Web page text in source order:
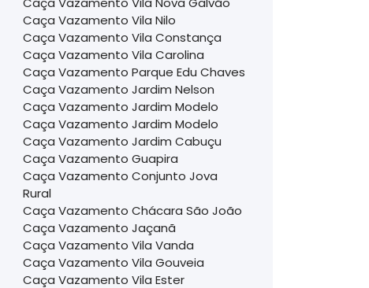
Caça Vazamento Vila Nilo
Caça Vazamento Vila Constança
Caça Vazamento Vila Carolina
Caça Vazamento Parque Edu Chaves
Caça Vazamento Jardim Nelson
Caça Vazamento Jardim Modelo
Caça Vazamento Jardim Modelo
Caça Vazamento Jardim Cabuçu
Caça Vazamento Guapira
Caça Vazamento Conjunto Jova
Rural
Caça Vazamento Chácara São João
Caça Vazamento Jaçanã
Caça Vazamento Vila Vanda
Caça Vazamento Vila Gouveia
Caça Vazamento Vila Ester